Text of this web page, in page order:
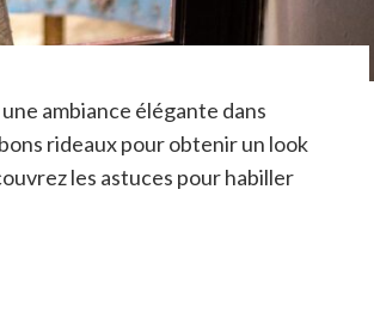
ambiance élégante dans
rideaux pour obtenir un look
les astuces pour habiller